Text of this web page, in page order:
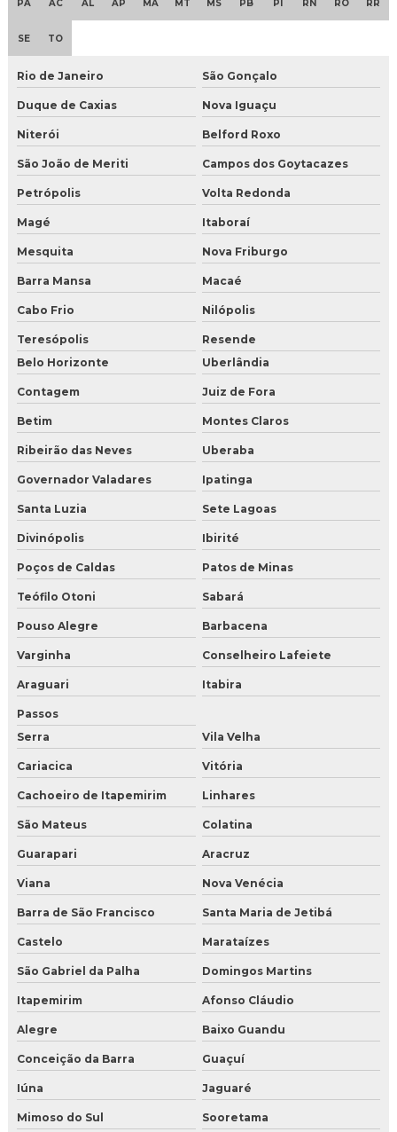
PA AC AL AP MA MT MS PB PI RN RO RR
SE TO
Rio de Janeiro São Gonçalo
Duque de Caxias Nova Iguaçu
Niterói Belford Roxo
São João de Meriti Campos dos Goytacazes
Petrópolis Volta Redonda
Magé Itaboraí
Mesquita Nova Friburgo
Barra Mansa Macaé
Cabo Frio Nilópolis
Teresópolis
Resende
Belo Horizonte
Uberlândia
Contagem Juiz de Fora
Betim Montes Claros
Ribeirão das Neves Uberaba
Governador Valadares Ipatinga
Santa Luzia Sete Lagoas
Divinópolis Ibirité
Poços de Caldas Patos de Minas
Teófilo Otoni Sabará
Pouso Alegre Barbacena
Varginha Conselheiro Lafeiete
Araguari Itabira
Passos
Serra
Vila Velha
Cariacica Vitória
Cachoeiro de Itapemirim Linhares
São Mateus Colatina
Guarapari Aracruz
Viana Nova Venécia
Barra de São Francisco Santa Maria de Jetibá
Castelo Marataízes
São Gabriel da Palha Domingos Martins
Itapemirim Afonso Cláudio
Alegre Baixo Guandu
Conceição da Barra Guaçuí
Iúna Jaguaré
Mimoso do Sul Sooretama